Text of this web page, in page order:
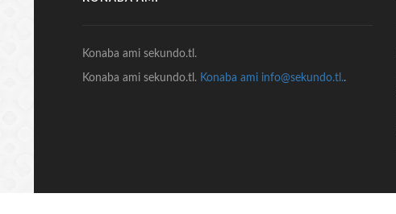
Konaba ami sekundo.tl.
Konaba ami sekundo.tl. Konaba ami info@sekundo.tl..